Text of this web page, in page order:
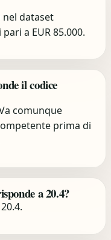
nel dataset
a EUR 85.000.
il codice
comunque
prima di
a 20.4?